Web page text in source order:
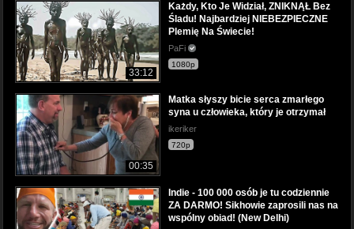
33:12
Każdy, Kto Je Widział, ZNIKNĄŁ Bez
Śladu! Najbardziej NIEBEZPIECZNE
Plemię Na Świecie!
PaFi
1080p
00:35
Matka słyszy bicie serca zmarłego
syna u człowieka, który je otrzymał
ikeriker
720p
Indie - 100 000 osób je tu codziennie
ZA DARMO! Sikhowie zaprosili nas na
wspólny obiad! (New Delhi)